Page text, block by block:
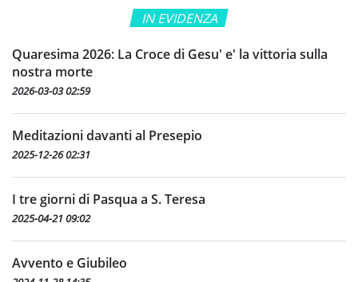
IN EVIDENZA
Quaresima 2026: La Croce di Gesu' e' la vittoria sulla
nostra morte
2026-03-03 02:59
Meditazioni davanti al Presepio
2025-12-26 02:31
I tre giorni di Pasqua a S. Teresa
2025-04-21 09:02
Avvento e Giubileo